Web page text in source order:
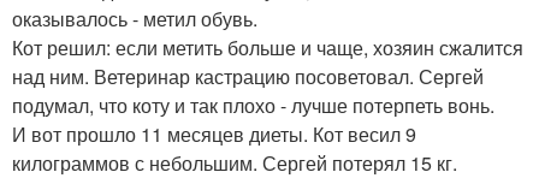
оказывалось - метил обувь.
Кот решил: если метить больше и чаще, хозяин сжалится
над ним. Ветеринар кастрацию посоветовал. Сергей
подумал, что коту и так плохо - лучше потерпеть вонь.
И вот прошло 11 месяцев диеты. Кот весил 9
килограммов с небольшим. Сергей потерял 15 кг.